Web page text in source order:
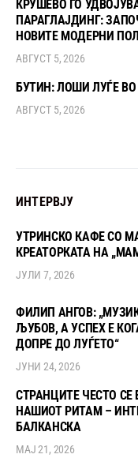
КРУШЕВО ГО
ПАРАГЛАЈДИНГ:
НОВИТЕ МОДЕРНИ
АВГУСТ 5, 2026
БУТИН: ЛОШИ ЛУЃЕ
АВГУСТ 5, 2026
ИНТЕРВЈУ
УТРИНСКО КАФЕ СО
КРЕАТОРКАТА НА
ЈУЛИ 7, 2026
ФИЛИП АНГОВ:
ЉУБОВ, А УСПЕХ Е
ДОПРЕ ДО ЛУЃЕТО“
ЈУНИ 24, 2026
СТРАНЦИТЕ ЧЕСТО
НАШИОТ РИТАМ –
БАЛКАНСКА
МАЈ 21, 2026